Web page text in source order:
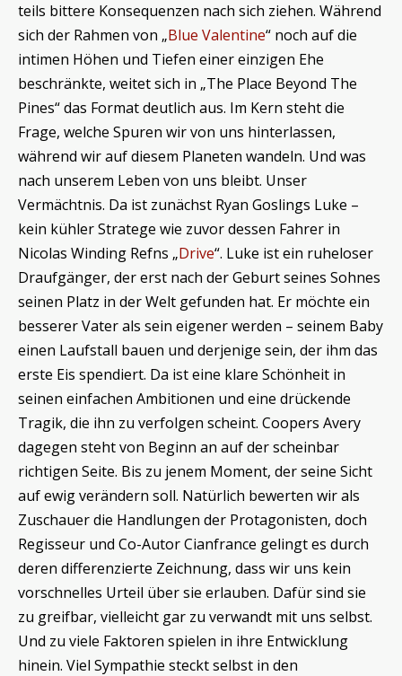
teils bittere Konsequenzen nach sich ziehen. Während
sich der Rahmen von „Blue Valentine“ noch auf die
intimen Höhen und Tiefen einer einzigen Ehe
beschränkte, weitet sich in „The Place Beyond The
Pines“ das Format deutlich aus. Im Kern steht die
Frage, welche Spuren wir von uns hinterlassen,
während wir auf diesem Planeten wandeln. Und was
nach unserem Leben von uns bleibt. Unser
Vermächtnis. Da ist zunächst Ryan Goslings Luke –
kein kühler Stratege wie zuvor dessen Fahrer in
Nicolas Winding Refns „Drive“. Luke ist ein ruheloser
Draufgänger, der erst nach der Geburt seines Sohnes
seinen Platz in der Welt gefunden hat. Er möchte ein
besserer Vater als sein eigener werden – seinem Baby
einen Laufstall bauen und derjenige sein, der ihm das
erste Eis spendiert. Da ist eine klare Schönheit in
seinen einfachen Ambitionen und eine drückende
Tragik, die ihn zu verfolgen scheint. Coopers Avery
dagegen steht von Beginn an auf der scheinbar
richtigen Seite. Bis zu jenem Moment, der seine Sicht
auf ewig verändern soll. Natürlich bewerten wir als
Zuschauer die Handlungen der Protagonisten, doch
Regisseur und Co-Autor Cianfrance gelingt es durch
deren differenzierte Zeichnung, dass wir uns kein
vorschnelles Urteil über sie erlauben. Dafür sind sie
zu greifbar, vielleicht gar zu verwandt mit uns selbst.
Und zu viele Faktoren spielen in ihre Entwicklung
hinein. Viel Sympathie steckt selbst in den